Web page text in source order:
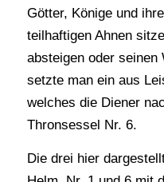
Götter, Könige und
teilhaftigen Ahnen
absteigen oder seinen
setzte man ein aus
welches die Diener
Thronsessel Nr. 6.
Die drei hier